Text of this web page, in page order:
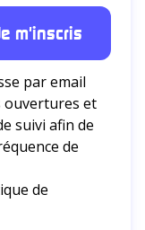
par email
ouvertures et
suivi afin de
de
de